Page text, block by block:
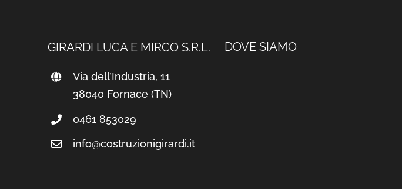
GIRARDI LUCA E MIRCO S.R.L.
Via dell’Industria, 11
38040 Fornace (TN)
0461 853029
info@costruzionigirardi.it
DOVE SIAMO